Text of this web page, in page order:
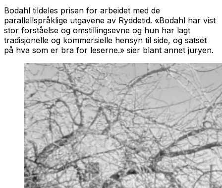
Bodahl tildeles prisen for arbeidet med de
parallellspråklige utgavene av Ryddetid. «Bodahl har vist
stor forståelse og omstillingsevne og hun har lagt
tradisjonelle og kommersielle hensyn til side, og satset
på hva som er bra for leserne.» sier blant annet juryen.